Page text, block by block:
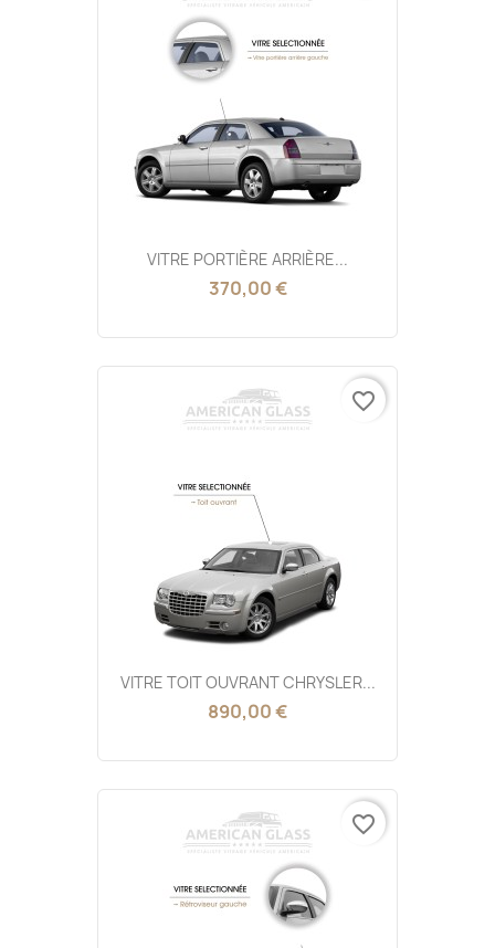
VITRE PORTIÈRE ARRIÈRE...
370,00 €
VITRE TOIT OUVRANT CHRYSLER...
890,00 €
favorite_border
favorite_border